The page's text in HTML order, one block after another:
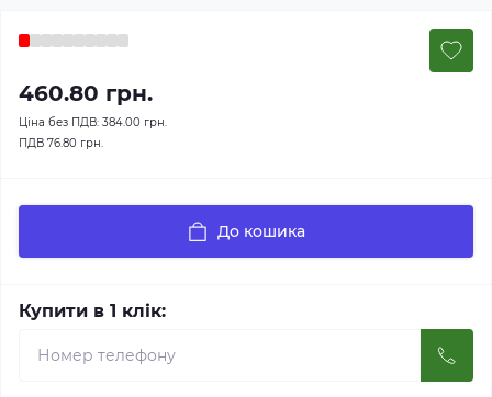
460.80 грн.
Ціна без ПДВ: 384.00 грн.
ПДВ 76.80 грн.
До кошика
Купити в 1 клік: